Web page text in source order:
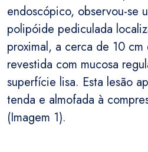
endoscópico, observou-se
polipóide pediculada
proximal, a cerca de 10 cm
revestida com mucosa
superfície lisa. Esta lesão
tenda e almofada à
(Imagem 1).